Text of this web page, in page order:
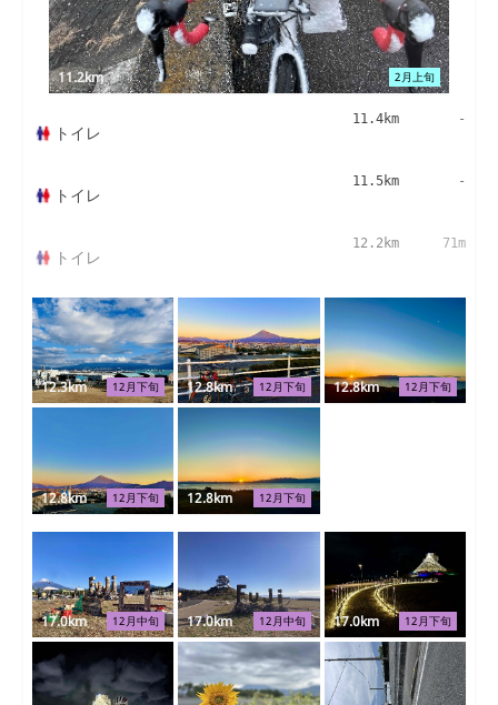
2月上旬
11.2km
トイレ
11.4km -
トイレ
11.5km -
トイレ
12.2km 71m
12月下旬
12.3km 12月下旬
12.8km 12月下旬
12.8km
12月下旬
12.8km 12月下旬
12.8km
12月中旬
17.0km 12月中旬
17.0km 12月下旬
17.0km